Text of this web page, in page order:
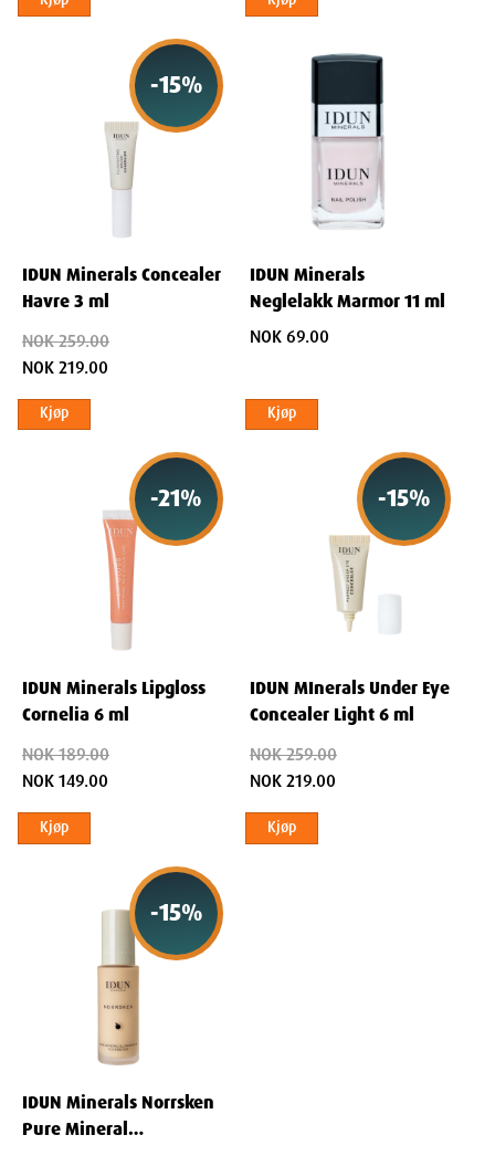
-15%
IDUN Minerals Concealer
Havre 3 ml
NOK 259.00
NOK 219.00
Kjøp
IDUN Minerals
Neglelakk Marmor 11 ml
NOK 69.00
Kjøp
-21%
IDUN Minerals Lipgloss
Cornelia 6 ml
NOK 189.00
NOK 149.00
Kjøp
-15%
IDUN MInerals Under Eye
Concealer Light 6 ml
NOK 259.00
NOK 219.00
Kjøp
-15%
IDUN Minerals Norrsken
Pure Mineral